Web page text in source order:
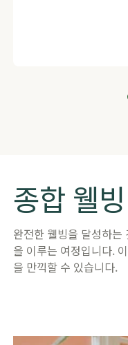
종합 웰빙
완전한 웰빙을 달성하는
을 이루는 여정입니다.
을 만끽할 수 있습니다.